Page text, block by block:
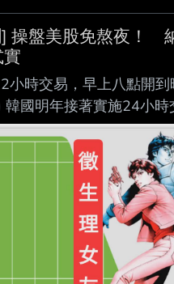
公司拒絕 他們將會發起
止研發核心產品Gemini
幾年前Google拒絕過五角
同時 持有Alphabet
東聯盟致函Google母公
Google雲端和人工智慧
部署的透明度
] 操盤美股免熬夜！
小時交易，早上八點開
韓國明年接著實施24小時
吸引更多資金進韓國 納
時，改的速度很快年底
，其實是在韓國，早在
reurl.cc/zOrE20 韓國
於1996年7月 隸屬於韓國
市值位居世界第四
lnZ2kd 這是它的指數